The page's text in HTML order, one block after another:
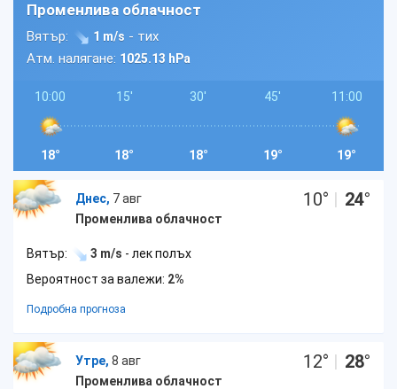
Променлива облачност
Вятър: 1 m/s - тих
Атм. налягане: 1025.13 hPa
10:00
18°
15'
18°
30'
18°
45'
19°
11:00
19°
Днес, 7 авг
Променлива облачност
10° | 24°
Вятър: 3 m/s - лек полъх
Вероятност за валежи: 2%
Подробна прогноза
Утре, 8 авг
Променлива облачност
12° | 28°